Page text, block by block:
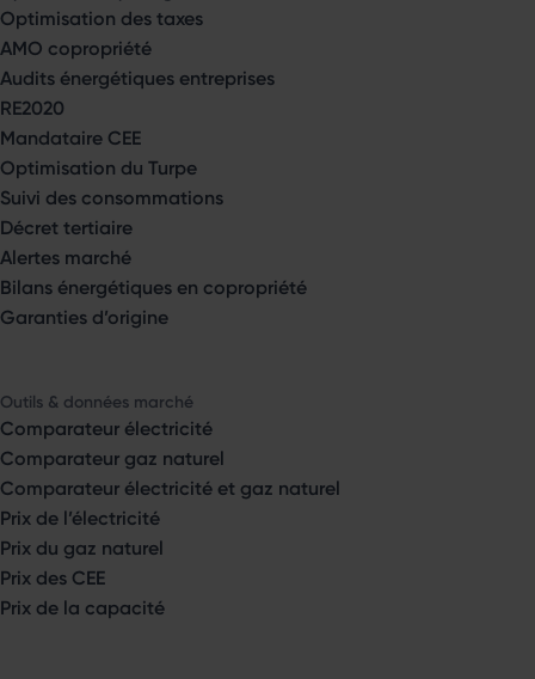
Optimisation des taxes
AMO copropriété
Audits énergétiques entreprises
RE2020
Mandataire CEE
Optimisation du Turpe
Suivi des consommations
Décret tertiaire
Alertes marché
Bilans énergétiques en copropriété
Garanties d’origine
Outils & données marché
Comparateur électricité
Comparateur gaz naturel
Comparateur électricité et gaz naturel
Prix de l’électricité
Prix du gaz naturel
Prix des CEE
Prix de la capacité